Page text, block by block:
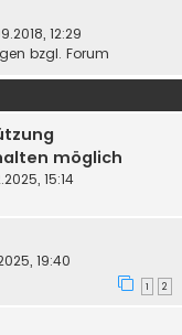
12:29
bzgl. Forum
möglich
15:14
19:40
1 2